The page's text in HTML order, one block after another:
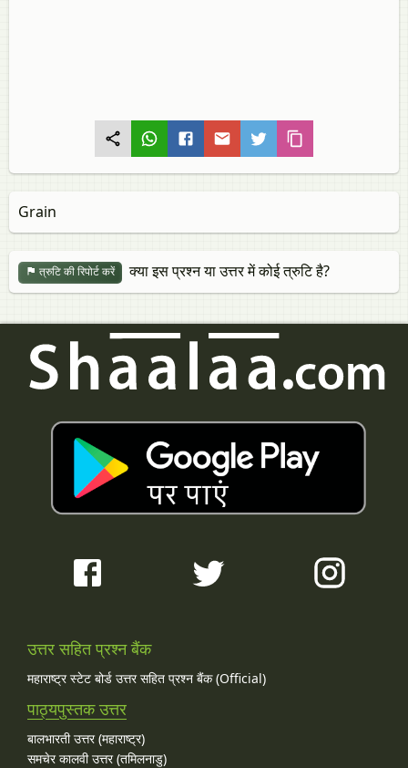
Grain
त्रुटि की रिपोर्ट करें क्या इस प्रश्न या उत्तर में कोई त्रुटि है?
उत्तर सहित प्रश्न बैंक
महाराष्ट्र स्टेट बोर्ड उत्तर सहित प्रश्न बैंक (Official)
पाठ्यपुस्तक उत्तर
बालभारती उत्तर (महाराष्ट्र)
समचेर कालवी उत्तर (तमिलनाडु)